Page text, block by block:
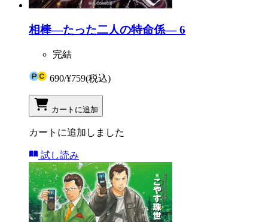
相棒―たった二人の特命係― 6
完結
690/¥759(税込)
カートに追加
カートに追加しました
試し読み